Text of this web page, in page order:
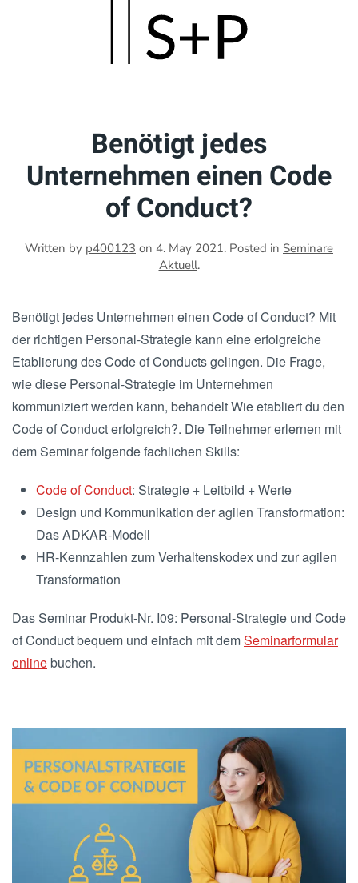
Benötigt jedes
Unternehmen einen Code
of Conduct?
Written by p400123 on 4. May 2021. Posted in Seminare
Aktuell.
Benötigt jedes Unternehmen einen Code of Conduct? Mit
der richtigen Personal-Strategie kann eine erfolgreiche
Etablierung des Code of Conducts gelingen. Die Frage,
wie diese Personal-Strategie im Unternehmen
kommuniziert werden kann, behandelt Wie etabliert du den
Code of Conduct erfolgreich?. Die Teilnehmer erlernen mit
dem Seminar folgende fachlichen Skills:
Code of Conduct: Strategie + Leitbild + Werte
Design und Kommunikation der agilen Transformation:
Das ADKAR-Modell
HR-Kennzahlen zum Verhaltenskodex und zur agilen
Transformation
Das Seminar Produkt-Nr. I09: Personal-Strategie und Code
of Conduct bequem und einfach mit demSeminarformular
onlinebuchen.